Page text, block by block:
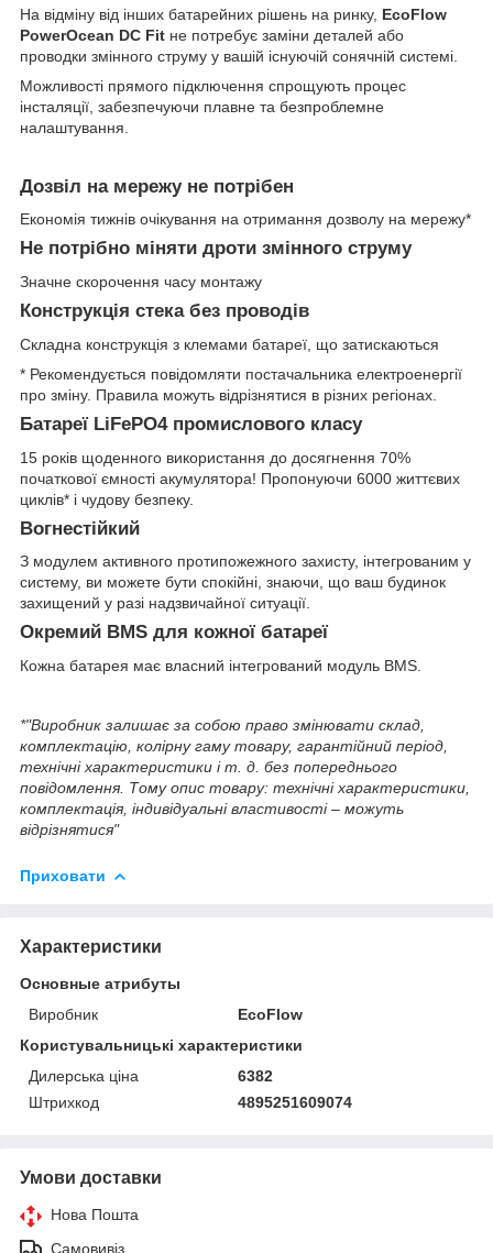
На відміну від інших батарейних рішень на ринку, EcoFlow
PowerOcean DC Fit не потребує заміни деталей або
проводки змінного струму у вашій існуючій сонячній системі.
Можливості прямого підключення спрощують процес
інсталяції, забезпечуючи плавне та безпроблемне
налаштування.
Дозвіл на мережу не потрібен
Економія тижнів очікування на отримання дозволу на мережу*
Не потрібно міняти дроти змінного струму
Значне скорочення часу монтажу
Конструкція стека без проводів
Складна конструкція з клемами батареї, що затискаються
* Рекомендується повідомляти постачальника електроенергії
про зміну. Правила можуть відрізнятися в різних регіонах.
Батареї LiFePO4 промислового класу
15 років щоденного використання до досягнення 70%
початкової ємності акумулятора! Пропонуючи 6000 життєвих
циклів* і чудову безпеку.
Вогнестійкий
З модулем активного протипожежного захисту, інтегрованим у
систему, ви можете бути спокійні, знаючи, що ваш будинок
захищений у разі надзвичайної ситуації.
Окремий BMS для кожної батареї
Кожна батарея має власний інтегрований модуль BMS.
*"Виробник залишає за собою право змінювати склад,
комплектацію, колірну гаму товару, гарантійний період,
технічні характеристики і т. д. без попереднього
повідомлення. Тому опис товару: технічні характеристики,
комплектація, індивідуальні властивості – можуть
відрізнятися"
Приховати
Характеристики
Основные атрибуты
Виробник
EcoFlow
Користувальницькі характеристики
Дилерська ціна
6382
Штрихкод
4895251609074
Умови доставки
Нова Пошта
Самовивіз